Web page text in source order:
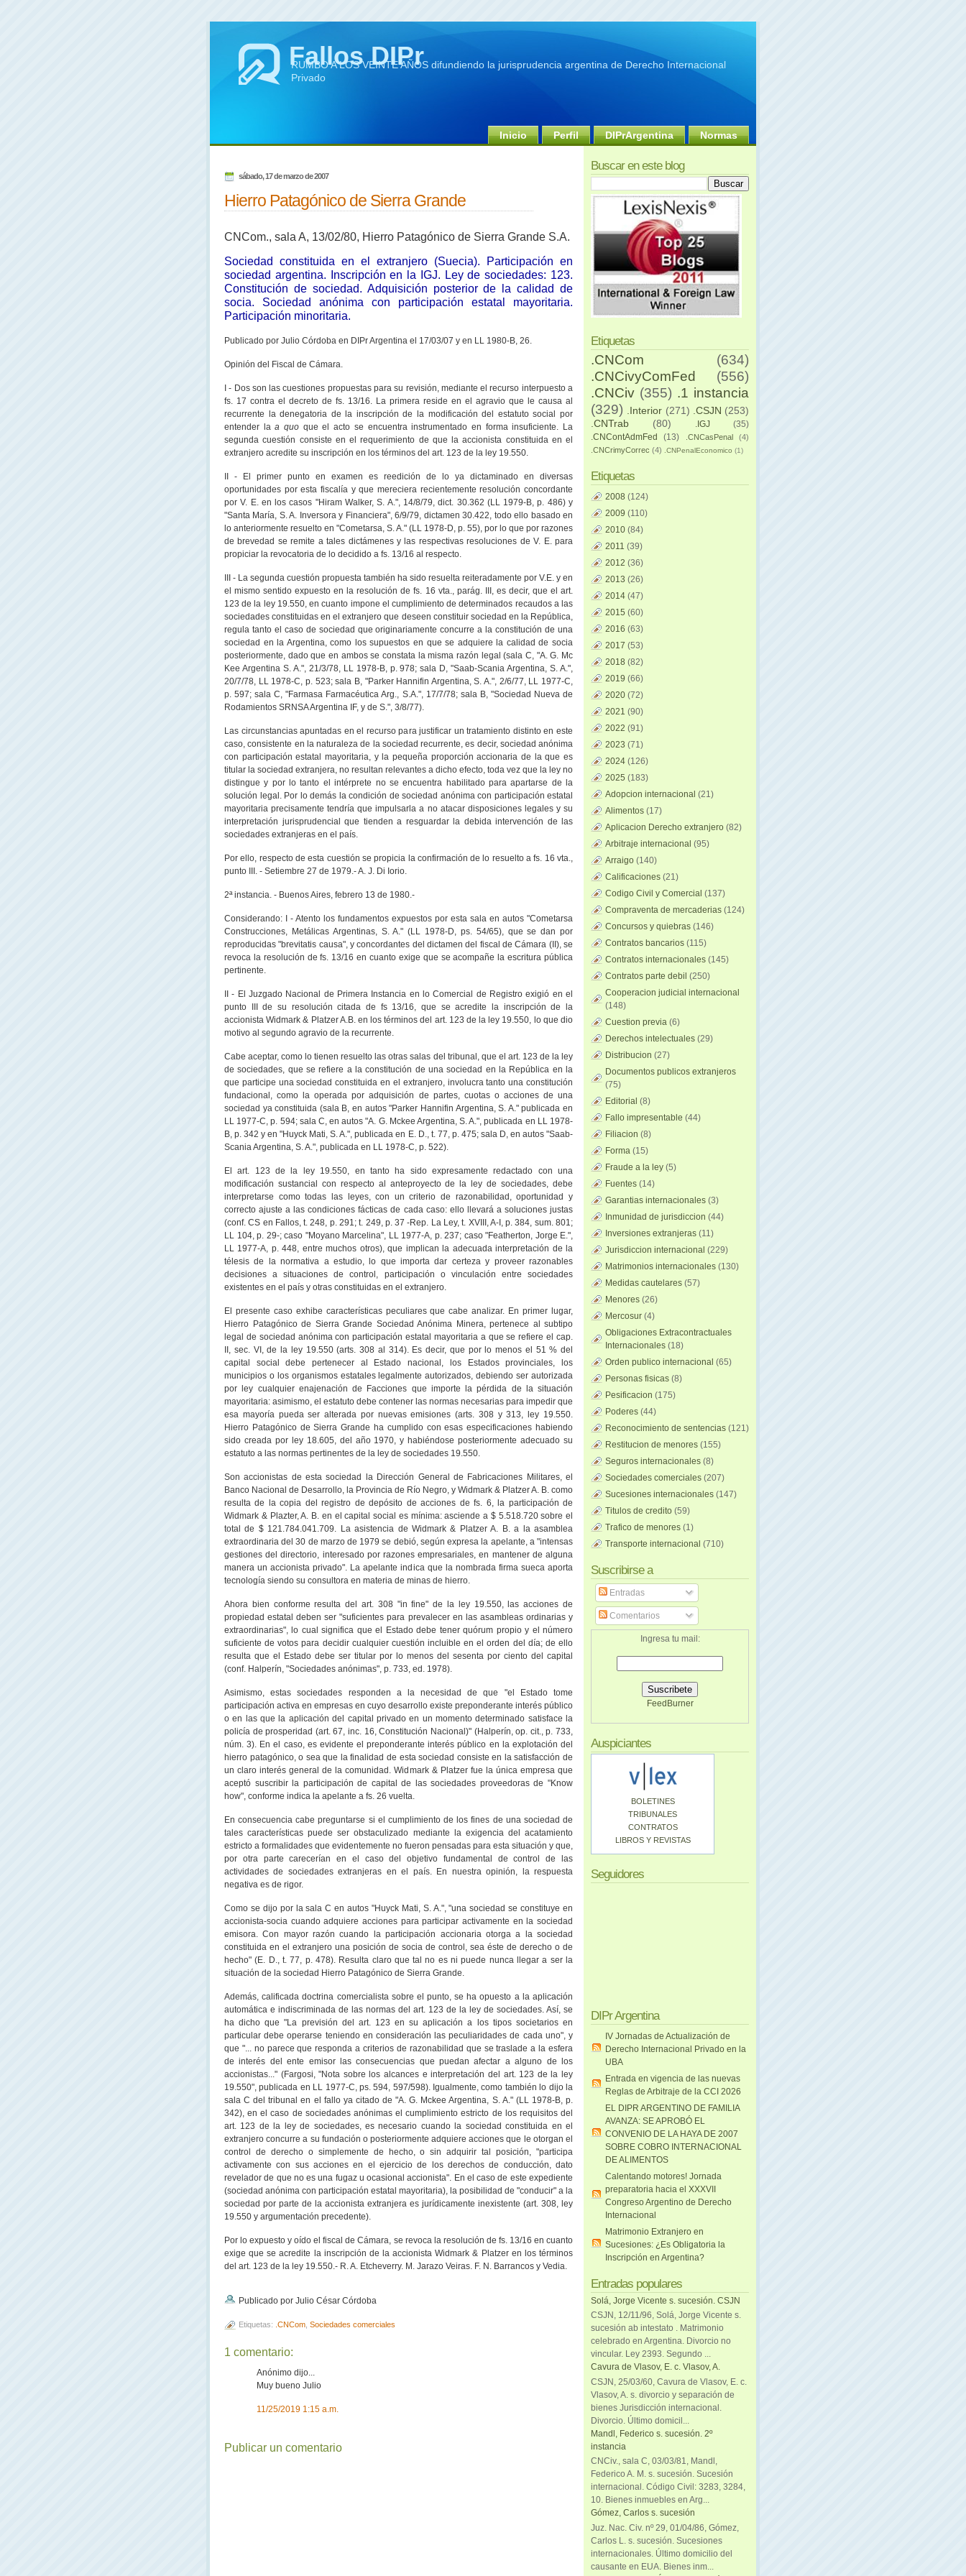
Fallos DIPr
RUMBO A LOS VEINTE AÑOS difundiendo la jurisprudencia argentina de Derecho Internacional
Privado
Inicio Perfil DIPrArgentina Normas
sábado, 17 de marzo de 2007
Hierro Patagónico de Sierra Grande
CNCom., sala A, 13/02/80, Hierro Patagónico de Sierra Grande S.A.
Sociedad constituida en el extranjero (Suecia). Participación en
sociedad argentina. Inscripción en la IGJ. Ley de sociedades: 123.
Constitución de sociedad. Adquisición posterior de la calidad de
socia. Sociedad anónima con participación estatal mayoritaria.
Participación minoritaria.
Publicado por Julio Córdoba en DIPr Argentina el 17/03/07 y en LL 1980-B, 26.
Opinión del Fiscal de Cámara.
I - Dos son las cuestiones propuestas para su revisión, mediante el recurso interpuesto a
fs. 17 contra el decreto de fs. 13/16. La primera reside en el agravio que le causa al
recurrente la denegatoria de la inscripción de la modificación del estatuto social por
entender laa quo que el acto se encuentra instrumentado en forma insuficiente. La
segunda cuestión consiste en el requerimiento de que la accionista constituida en el
extranjero acredite su inscripción en los términos del art. 123 de la ley 19.550.
II - El primer punto en examen es reedición de lo ya dictaminado en diversas
oportunidades por esta fiscalía y que mereciera recientemente resolución concordante
por V. E. en los casos "Hiram Walker, S. A.", 14/8/79, dict. 30.362 (LL1979-B, p. 486) y
"Santa María, S. A. Inversora y Financiera", 6/9/79, dictamen 30.422, todo ello basado en
lo anteriormente resuelto en "Cometarsa, S. A." (LL 1978-D, p. 55), por lo que por razones
de brevedad se remite a tales dictámenes y las respectivas resoluciones de V. E. para
propiciar la revocatoria de lo decidido a fs. 13/16 al respecto.
III - La segunda cuestión propuesta también ha sido resuelta reiteradamente por V.E. y en
el mismo sentido expuesto en la resolución de fs. 16 vta., parág. III, es decir, que el art.
123 de la ley 19.550, en cuanto impone el cumplimiento de determinados recaudos a las
sociedades constituidas en el extranjero que deseen constituir sociedad en la República,
regula tanto el caso de sociedad que originariamente concurre a la constitución de una
sociedad en la Argentina, como los supuestos en que se adquiere la calidad de socia
posteriormente, dado que en ambos se constata la misma razón legal (sala C, "A. G. Mc
Kee Argentina S. A.", 21/3/78, LL1978-B, p. 978; sala D, "Saab-Scania Argentina, S. A.",
20/7/78, LL1978-C, p. 523; sala B, "Parker Hannifin Argentina, S. A.", 2/6/77, LL 1977-C,
p. 597; sala C, "Farmasa Farmacéutica Arg., S.A.", 17/7/78; sala B, "Sociedad Nueva de
Rodamientos SRNSA Argentina IF, y de S.", 3/8/77).
Las circunstancias apuntadas en el recurso para justificar un tratamiento distinto en este
caso, consistente en la naturaleza de la sociedad recurrente, es decir, sociedad anónima
con participación estatal mayoritaria, y la pequeña proporción accionaria de la que es
titular la sociedad extranjera, no resultan relevantes a dicho efecto, toda vez que la ley no
distingue y por lo tanto el intérprete no se encuentra habilitado para apartarse de la
solución legal. Por lo demás la condición de sociedad anónima con participación estatal
mayoritaria precisamente tendría que impulsarla a no atacar disposiciones legales y su
interpretación jurisprudencial que tienden a resguardar la debida intervención de las
sociedades extranjeras en el país.
Por ello, respecto de esta cuestión se propicia la confirmación de lo resuelto a fs. 16 vta.,
punto III. - Setiembre 27 de 1979.- A. J. Di Iorio.
2ª instancia. - Buenos Aires, febrero 13 de 1980.-
Considerando: I - Atento los fundamentos expuestos por esta sala en autos "Cometarsa
Construcciones, Metálicas Argentinas, S. A." (LL 1978-D, ps. 54/65), que se dan por
reproducidas "brevitatis causa", y concordantes del dictamen del fiscal de Cámara (II), se
revoca la resolución de fs. 13/16 en cuanto exige que se acompañe la escritura pública
pertinente.
II - El Juzgado Nacional de Primera Instancia en lo Comercial de Registro exigió en el
punto III de su resolución citada de fs 13/16, que se acredite la inscripción de la
accionista Widmark & Platzer A.B. en los términos del art. 123 de la ley 19.550, lo que dio
motivo al segundo agravio de la recurrente.
Cabe aceptar, como lo tienen resuelto las otras salas del tribunal, que el art. 123 de la ley
de sociedades, que se refiere a la constitución de una sociedad en la República en la
que participe una sociedad constituida en el extranjero, involucra tanto una constitución
fundacional, como la operada por adquisición de partes, cuotas o acciones de una
sociedad ya constituida (sala B, en autos "Parker Hannifin Argentina, S. A." publicada en
LL 1977-C, p. 594; sala C, en autos "A. G. Mckee Argentina, S. A.", publicada en LL1978-
B, p. 342 y en "Huyck Mati, S. A.", publicada en E. D., t. 77, p. 475; sala D, en autos "Saab-
Scania Argentina, S. A.", publicada en LL 1978-C, p. 522).
El art. 123 de la ley 19.550, en tanto ha sido expresamente redactado con una
modificación sustancial con respecto al anteproyecto de la ley de sociedades, debe
interpretarse como todas las leyes, con un criterio de razonabilidad, oportunidad y
correcto ajuste a las condiciones fácticas de cada caso: ello llevará a soluciones justas
(conf. CS en Fallos, t. 248, p. 291; t. 249, p. 37 -Rep. La Ley, t. XVIII, A-I, p. 384, sum. 801;
LL 104, p. 29-; caso "Moyano Marcelina", LL1977-A, p. 237; caso "Featherton, Jorge E.",
LL 1977-A, p. 448, entre muchos otros), que implican la adecuada interpretación de la
télesis de la normativa a estudio, lo que importa dar certeza y proveer razonables
decisiones a situaciones de control, participación o vinculación entre sociedades
existentes en el país y otras constituidas en el extranjero.
El presente caso exhibe características peculiares que cabe analizar. En primer lugar,
Hierro Patagónico de Sierra Grande Sociedad Anónima Minera, pertenece al subtipo
legal de sociedad anónima con participación estatal mayoritaria a que se refiere el cap.
II, sec. VI, de la ley 19.550 (arts. 308 al 314). Es decir, que por lo menos el 51 % del
capital social debe pertenecer al Estado nacional, los Estados provinciales, los
municipios o los organismos estatales legalmente autorizados, debiendo ser autorizada
por ley cualquier enajenación de Facciones que importe la pérdida de la situación
mayoritaria: asimismo, el estatuto debe contener las normas necesarias para impedir que
esa mayoría pueda ser alterada por nuevas emisiones (arts. 308 y 313, ley 19.550.
Hierro Patagónico de Sierra Grande ha cumplido con esas especificaciones habiendo
sido creada por ley 18.605, del año 1970, y habiéndose posteriormente adecuado su
estatuto a las normas pertinentes de la ley de sociedades 19.550.
Son accionistas de esta sociedad la Dirección General de Fabricaciones Militares, el
Banco Nacional de Desarrollo, la Provincia de Río Negro, y Widmark & Platzer A. B. como
resulta de la copia del registro de depósito de acciones de fs. 6, la participación de
Widmark & Plazter, A. B. en el capital social es mínima: asciende a $ 5.518.720 sobre el
total de $ 121.784.041.709. La asistencia de Widmark & Platzer A. B. a la asamblea
extraordinaria del 30 de marzo de 1979 se debió, según expresa la apelante, a "intensas
gestiones del directorio, interesado por razones empresariales, en mantener de alguna
manera un accionista privado". La apelante indica que la nombrada firma sueca aporta
tecnología siendo su consultora en materia de minas de hierro.
Ahora bien conforme resulta del art. 308 "in fine" de la ley 19.550, las acciones de
propiedad estatal deben ser "suficientes para prevalecer en las asambleas ordinarias y
extraordinarias", lo cual significa que el Estado debe tener quórum propio y el número
suficiente de votos para decidir cualquier cuestión incluible en el orden del día; de ello
resulta que el Estado debe ser titular por lo menos del sesenta por ciento del capital
(conf. Halperín, "Sociedades anónimas", p. 733, ed. 1978).
Asimismo, estas sociedades responden a la necesidad de que "el Estado tome
participación activa en empresas en cuyo desarrollo existe preponderante interés público
o en las que la aplicación del capital privado en un momento determinado satisface la
policía de prosperidad (art. 67, inc. 16, Constitución Nacional)" (Halperín, op. cit., p. 733,
núm. 3). En el caso, es evidente el preponderante interés público en la explotación del
hierro patagónico, o sea que la finalidad de esta sociedad consiste en la satisfacción de
un claro interés general de la comunidad. Widmark & Platzer fue la única empresa que
aceptó suscribir la participación de capital de las sociedades proveedoras de "Know
how", conforme indica la apelante a fs. 26 vuelta.
En consecuencia cabe preguntarse si el cumplimiento de los fines de una sociedad de
tales características puede ser obstaculizado mediante la exigencia del acatamiento
estricto a formalidades que evidentemente no fueron pensadas para esta situación y que,
por otra parte carecerían en el caso del objetivo fundamental de control de las
actividades de sociedades extranjeras en el país. En nuestra opinión, la respuesta
negativa es de rigor.
Como se dijo por la sala C en autos "Huyck Mati, S. A.", "una sociedad se constituye en
accionista-socia cuando adquiere acciones para participar activamente en la sociedad
emisora. Con mayor razón cuando la participación accionaria otorga a la sociedad
constituida en el extranjero una posición de socia de control, sea éste de derecho o de
hecho" (E. D., t. 77, p. 478). Resulta claro que tal no es ni puede nunca llegar a ser la
situación de la sociedad Hierro Patagónico de Sierra Grande.
Además, calificada doctrina comercialista sobre el punto, se ha opuesto a la aplicación
automática e indiscriminada de las normas del art. 123 de la ley de sociedades. Así, se
ha dicho que "La previsión del art. 123 en su aplicación a los tipos societarios en
particular debe operarse teniendo en consideración las peculiaridades de cada uno", y
que "... no parece que responda a criterios de razonabilidad que se traslade a la esfera
de interés del ente emisor las consecuencias que puedan afectar a alguno de los
accionistas..." (Fargosi, "Nota sobre los alcances e interpretación del art. 123 de la ley
19.550", publicada en LL 1977-C, ps. 594, 597/598). Igualmente, como también lo dijo la
sala C del tribunal en el fallo ya citado de "A. G. Mckee Argentina, S. A." (LL1978-B, p.
342), en el caso de sociedades anónimas el cumplimiento estricto de los requisitos del
art. 123 de la ley de sociedades, es necesario cuando la sociedad constituida en el
extranjero concurre a su fundación o posteriormente adquiere acciones que le otorgan el
control de derecho o simplemente de hecho, o sin adquirir tal posición, "participa
activamente con sus acciones en el ejercicio de los derechos de conducción, dato
revelador de que no es una fugaz u ocasional accionista". En el caso de este expediente
(sociedad anónima con participación estatal mayoritaria), la posibilidad de "conducir" a la
sociedad por parte de la accionista extranjera es jurídicamente inexistente (art. 308, ley
19.550 y argumentación precedente).
Por lo expuesto y oído el fiscal de Cámara, se revoca la resolución de fs. 13/16 en cuanto
exige que se acredite la inscripción de la accionista Widmark & Platzer en los términos
del art. 123 de la ley 19.550.- R. A. Etcheverry. M. Jarazo Veiras. F. N. Barrancos y Vedia.
Publicado por Julio César Córdoba
Etiquetas: .CNCom Sociedades comerciales
1 comentario:
Anónimo dijo...
Muy bueno Julio
11/25/2019 1:15 a.m.
Publicar un comentario
Buscar en este blog
Etiquetas
.CNCom
(634)
.CNCivyComFed
(556)
.CNCiv (355) .1 instancia
(329)
.Interior (271) .CSJN (253)
.CNTrab
(80) .IGJ
(35)
.CNContAdmFed
(13) .CNCasPenal
(4)
.CNCrimyCorrec (4) .CNPenalEconomico (1)
Etiquetas
2008 (124)
2009 (110)
2010 (84)
2011 (39)
2012 (36)
2013 (26)
2014 (47)
2015 (60)
2016 (63)
2017 (53)
2018 (82)
2019 (66)
2020 (72)
2021 (90)
2022 (91)
2023 (71)
2024 (126)
2025 (183)
Adopcion internacional (21)
Alimentos (17)
Aplicacion Derecho extranjero (82)
Arbitraje internacional (95)
Arraigo (140)
Calificaciones (21)
Codigo Civil y Comercial (137)
Compraventa de mercaderias (124)
Concursos y quiebras (146)
Contratos bancarios (115)
Contratos internacionales (145)
Contratos parte debil (250)
Cooperacion judicial internacional
(148)
Cuestion previa (6)
Derechos intelectuales (29)
Distribucion (27)
Documentos publicos extranjeros
(75)
Editorial (8)
Fallo impresentable (44)
Filiacion (8)
Forma (15)
Fraude a la ley (5)
Fuentes (14)
Garantias internacionales (3)
Inmunidad de jurisdiccion (44)
Inversiones extranjeras (11)
Jurisdiccion internacional (229)
Matrimonios internacionales (130)
Medidas cautelares (57)
Menores (26)
Mercosur (4)
Obligaciones Extracontractuales
Internacionales (18)
Orden publico internacional (65)
Personas fisicas (8)
Pesificacion (175)
Poderes (44)
Reconocimiento de sentencias (121)
Restitucion de menores (155)
Seguros internacionales (8)
Sociedades comerciales (207)
Sucesiones internacionales (147)
Titulos de credito (59)
Trafico de menores (1)
Transporte internacional (710)
Suscribirse a
Entradas
Comentarios
Ingresa tu mail:
FeedBurner
Auspiciantes
BOLETINES
TRIBUNALES
CONTRATOS
LIBROS Y REVISTAS
Seguidores
DIPr Argentina
IV Jornadas de Actualización de
Derecho Internacional Privado en la
UBA
Entrada en vigencia de las nuevas
Reglas de Arbitraje de la CCI 2026
EL DIPR ARGENTINO DE FAMILIA
AVANZA: SE APROBÓ EL
CONVENIO DE LA HAYA DE 2007
SOBRE COBRO INTERNACIONAL
DE ALIMENTOS
Calentando motores! Jornada
preparatoria hacia el XXXVII
Congreso Argentino de Derecho
Internacional
Matrimonio Extranjero en
Sucesiones: ¿Es Obligatoria la
Inscripción en Argentina?
Entradas populares
Solá, Jorge Vicente s. sucesión. CSJN
CSJN, 12/11/96, Solá, Jorge Vicente s.
sucesión ab intestato . Matrimonio
celebrado en Argentina. Divorcio no
vincular. Ley 2393. Segundo ...
Cavura de Vlasov, E. c. Vlasov, A.
CSJN, 25/03/60, Cavura de Vlasov, E. c.
Vlasov, A. s. divorcio y separación de
bienes Jurisdicción internacional.
Divorcio. Último domicil...
Mandl, Federico s. sucesión. 2º
instancia
CNCiv., sala C, 03/03/81, Mandl,
Federico A. M. s. sucesión. Sucesión
internacional. Código Civil: 3283, 3284,
10. Bienes inmuebles en Arg...
Gómez, Carlos s. sucesión
Juz. Nac. Civ. nº 29, 01/04/86, Gómez,
Carlos L. s. sucesión. Sucesiones
internacionales. Último domicilio del
causante en EUA. Bienes inm...